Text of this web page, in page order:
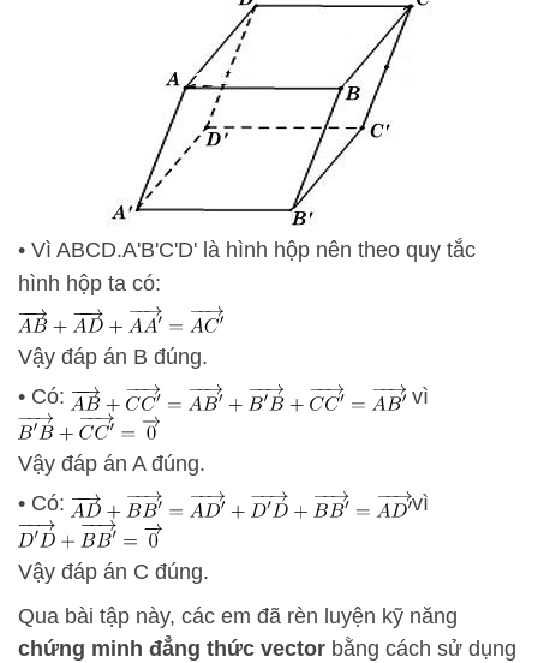
• Vì ABCD.A'B'C'D' là hình hộp nên theo quy tắc
hình hộp ta có:
Vậy đáp án B đúng.
• Có:
vì
Vậy đáp án A đúng.
• Có:
vì
Vậy đáp án C đúng.
Qua bài tập này, các em đã rèn luyện kỹ năng
chứng minh đẳng thức vector bằng cách sử dụng